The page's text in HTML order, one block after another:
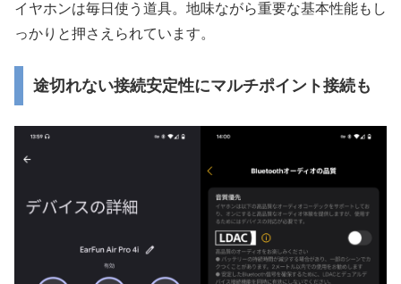
イヤホンは毎日使う道具。地味ながら重要な基本性能もし
っかりと押さえられています。
途切れない接続安定性にマルチポイント接続も